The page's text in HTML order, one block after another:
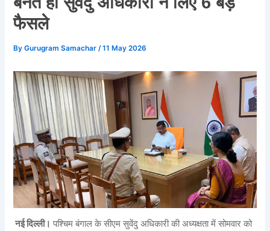
फैसले
ByGurugram Samachar /11 May 2026
नई दिल्ली। पश्चिम बंगाल के सीएम सुवेंदु अधिकारी की अध्यक्षता में सोमवार को